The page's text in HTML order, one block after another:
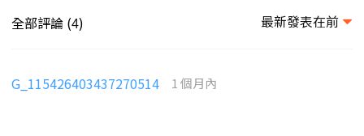
全部評論 (4) 最新發表在前
G_115426403437270514 1 個月內